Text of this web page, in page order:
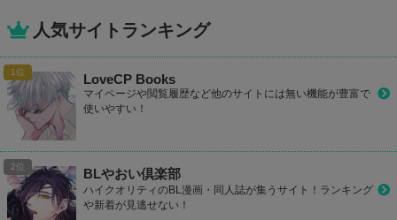
人気サイトランキング
LoveCP Books
マイページや閲覧履歴など他のサイトには無い機能が豊富で
使いやすい！
BLやおい倶楽部
ハイクオリティのBL漫画・同人誌が集うサイト！ランキング
や新着が見逃せない！